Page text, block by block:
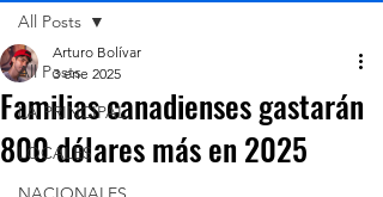
All Posts
LA PRINCIPAL
LOCALES
All Posts
Familias canadienses gastarán
800 dólares más en 2025
Arturo Bolívar
3 ene 2025